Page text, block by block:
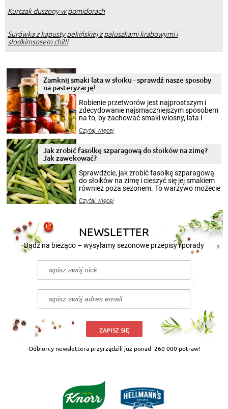
Kurczak duszony w pomidorach
Surówka z kapusty pekińskiej z paluszkami krabowymi i
słodkimsosem chilli
Zamknij smaki lata w słoiku - sprawdź nasze sposoby
na pasteryzację!
Robienie przetworów jest najprostszym i
zdecydowanie najsmaczniejszym sposobem
na to, by zachować smaki wiosny, lata i
krajobrazów, by cieszyć nimi oko w sezonie
pełni poczuć atmosferę cieplejszych
miesięcy. Przygotowanie słoików ze
smakowitą zawartością musi obejmować
patenty, które pozwolą zachować świeżość
przetworów.
Czytaj więcej
Jak zrobić fasolkę szparagową do słoików na zimę?
Jak zawekować?
Sprawdźcie, jak zrobić fasolkę szparagową
do słoików na zimę i cieszyć się jej smakiem
również poza sezonem. To warzywo możecie
nasze propozycje!
Czytaj więcej
NEWSLETTER
Bądź na bieżąco – wysyłamy sezonowe przepisy i porady
ZAPISZ SIĘ
Odbiorcy newslettera przyrządzili już ponad 260 000 potraw!